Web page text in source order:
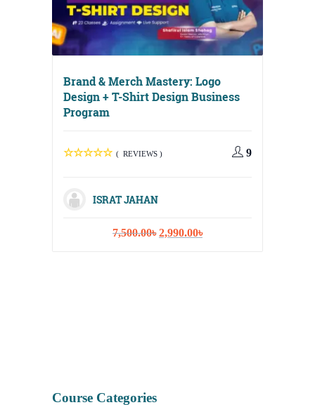
Brand & Merch Mastery: Logo
Design + T-Shirt Design Business
Program
( REVIEWS ) 9
ISRAT JAHAN
7,500.00৳ Original
2,990.00৳Current
Course Categories